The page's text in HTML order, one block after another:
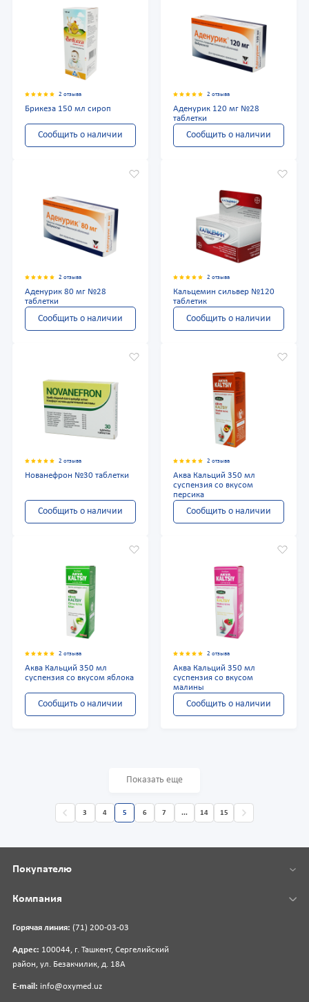
2 отзыва
Брикеза 150 мл сироп
Сообщить о наличии
2 отзыва
Аденурик 120 мг №28
таблетки
Сообщить о наличии
2 отзыва
Аденурик 80 мг №28
таблетки
Сообщить о наличии
2 отзыва
Кальцемин сильвер №120
таблетик
Сообщить о наличии
2 отзыва
Нованефрон №30 таблетки
Сообщить о наличии
2 отзыва
Аква Кальций 350 мл
суспензия со вкусом
персика
Сообщить о наличии
2 отзыва
Аква Кальций 350 мл
суспензия со вкусом яблока
Сообщить о наличии
2 отзыва
Аква Кальций 350 мл
суспензия со вкусом
малины
Сообщить о наличии
Показать еще
3 4 5 6 7 ... 14 15
Горячая линия: (71) 200-03-03
Адрес: 100044, г. Ташкент, Сергелийский
район, ул. Безакчилик, д. 18А
E-mail: info@oxymed.uz
Покупателю
Компания